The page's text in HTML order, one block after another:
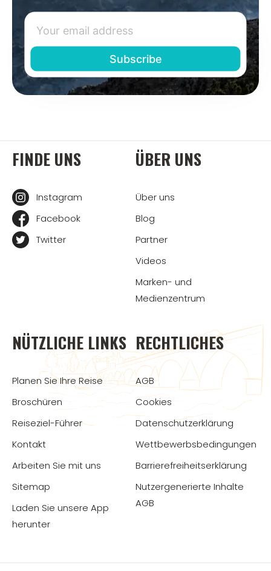
FINDE UNS
Instagram
Facebook
Twitter
ÜBER UNS
Über uns
Blog
Partner
Videos
Marken- und
Medienzentrum
NÜTZLICHE LINKS
Planen Sie Ihre Reise
Broschüren
Reiseziel-Führer
Kontakt
Arbeiten Sie mit uns
Sitemap
Laden Sie unsere App
herunter
RECHTLICHES
AGB
Cookies
Datenschutzerklärung
Wettbewerbsbedingungen
Barrierefreiheitserklärung
Nutzergenerierte Inhalte
AGB